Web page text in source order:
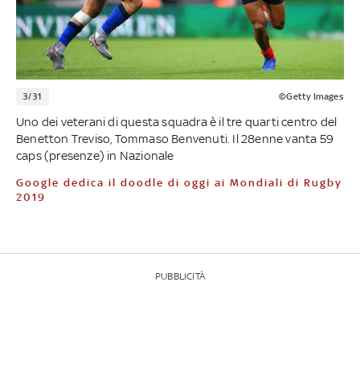
3/31 ©Getty Images
Uno dei veterani di questa squadra è il tre quarti centro del
Benetton Treviso, Tommaso Benvenuti. Il 28enne vanta 59
caps (presenze) in Nazionale
Google dedica il doodle di oggi ai Mondiali di Rugby
2019
PUBBLICITÀ